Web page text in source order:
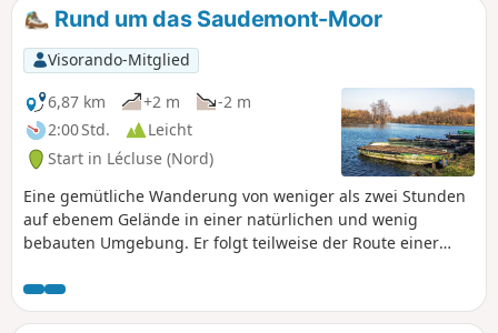
Dorf mit diskretem Charme, und dann in Richtung
Honnecourt-sur-Escaut, wo sich der ruhige Flusslauf in den
alten Steinen spiegelt. Zwischen Heckenlandschaften,
Flüssen und geheimen Gärten verspricht diese Route eine
wohltuende Auszeit im Rhythmus der Natur und der lokalen
Traditionen.
Rund um das Saudemont-Moor
Visorando-Mitglied
6,87 km
+2 m
-2 m
2:00 Std.
Leicht
Start in Lécluse (Nord)
Eine gemütliche Wanderung von weniger als zwei Stunden
auf ebenem Gelände in einer natürlichen und wenig
bebauten Umgebung. Er folgt teilweise der Route einer
umgekehrter Richtung, was einen anderen Blickwinkel
bietet: Hamel und seine Sümpfe, ein kleines Kanada